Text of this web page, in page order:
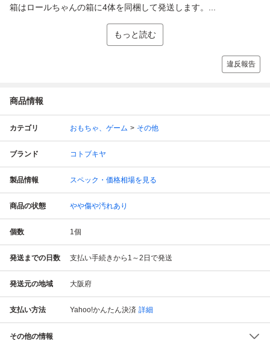
箱はロールちゃんの箱に4体を同梱して発送します。...
もっと読む
違反報告
商品情報
カテゴリ おもちゃ、ゲーム その他
ブランド コトブキヤ
製品情報 スペック・価格相場を見る
商品の状態 やや傷や汚れあり
個数 1個
発送までの日数 支払い手続きから1～2日で発送
発送元の地域 大阪府
支払い方法 Yahoo!かんたん決済 詳細
その他の情報